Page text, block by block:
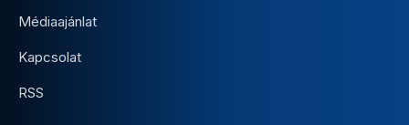
Médiaajánlat
Kapcsolat
RSS